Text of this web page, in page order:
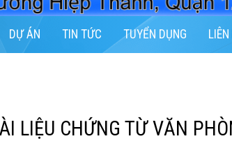
DỰ ÁN TIN TỨC TUYỂN DỤNG LIÊN
LIỆU CHỨNG TỪ VĂN